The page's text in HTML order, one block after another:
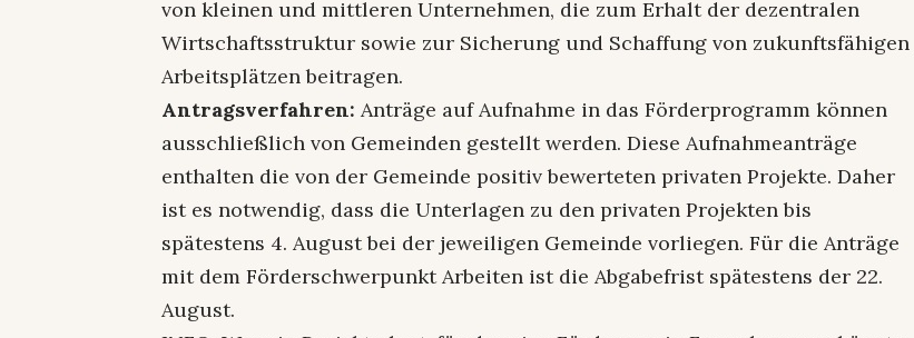
von kleinen und mittleren Unternehmen, die zum Erhalt der dezentralen
Wirtschaftsstruktur sowie zur Sicherung und Schaffung von zukunftsfähigen
Arbeitsplätzen beitragen.
Antragsverfahren: Anträge auf Aufnahme in das Förderprogramm können
ausschließlich von Gemeinden gestellt werden. Diese Aufnahmeanträge
enthalten die von der Gemeinde positiv bewerteten privaten Projekte. Daher
ist es notwendig, dass die Unterlagen zu den privaten Projekten bis
spätestens 4. August bei der jeweiligen Gemeinde vorliegen. Für die Anträge
mit dem Förderschwerpunkt Arbeiten ist die Abgabefrist spätestens der 22.
August.